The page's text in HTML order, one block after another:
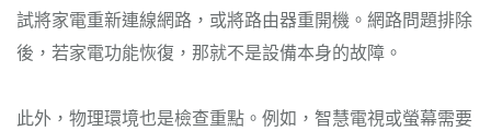
試將家電重新連線網路，或將路由器重開機。網路問題排除
後，若家電功能恢復，那就不是設備本身的故障。
此外，物理環境也是檢查重點。例如，智慧電視或螢幕需要